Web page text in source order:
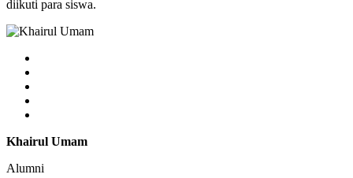
diikuti para siswa.
Khairul Umam
Alumni